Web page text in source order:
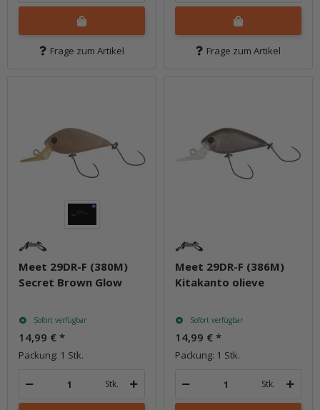
Frage zum Artikel Frage zum Artikel
Meet 29DR-F (380M)
Secret Brown Glow
Sofort verfügbar
14,99 € *
Packung: 1 Stk.
Stk.
Meet 29DR-F (386M)
Kitakanto olieve
Sofort verfügbar
14,99 € *
Packung: 1 Stk.
Stk.